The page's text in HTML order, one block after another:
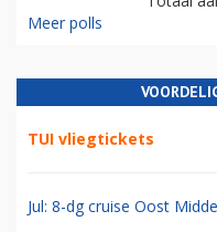
Meer polls
TUI vliegtickets
Jul: 8-dg cruise Oost